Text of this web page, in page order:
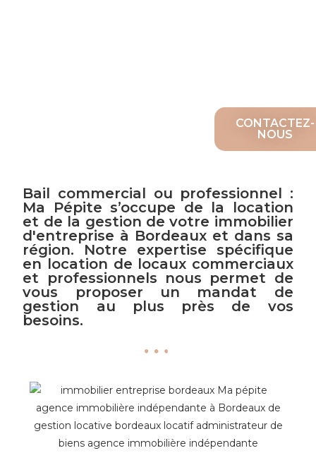
CONTACTEZ-
NOUS
Bail commercial ou professionnel :
Ma Pépite s’occupe de la location
et de la gestion de votre immobilier
d'entreprise à Bordeaux et dans sa
région. Notre expertise spécifique
en location de locaux commerciaux
et professionnels nous permet de
vous proposer un mandat de
gestion au plus près de vos
besoins.